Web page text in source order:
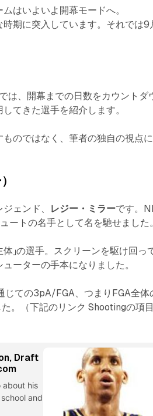
はいよいよ開幕モードへ。
期に突入しています。それでは9
は、開幕までの日数をカウントダ
てきた選手を紹介します。
のではなく、筆者の独自の視点
ェンド、 レジー・ミラーです。
ートの名手として名を馳せました
」の選手。スクリーンを駆け回っ
ーターの手本になりました。
ての3pA/FGA、つまりFGA全体
。（下記のリンク Shootingの項
Draft
about his
and